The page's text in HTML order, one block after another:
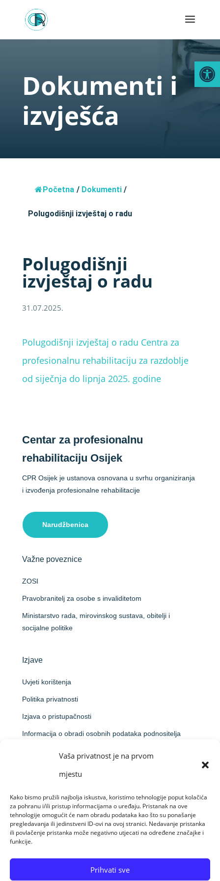
Vaša privatnost je na prvom
mjestu
Kako bismo pružili najbolja iskustva, koristimo tehnologije poput kolačića
za pohranu i/ili pristup informacijama o uređaju. Pristanak na ove
tehnologije omogućit će nam obradu podataka kao što su ponašanje
pregledavanja ili jedinstveni ID-ovi na ovoj stranici. Nedavanje pristanka
ili povlačenje pristanka može negativno utjecati na određene značajke i
funkcije.
Prihvati sve
Dokumenti i
izvješća
Početna / Dokumenti /
Polugodišnji izvještaj o radu
Polugodišnji
izvještaj o radu
31.07.2025.
Polugodišnji izvještaj o radu Centra za
profesionalnu rehabilitaciju za razdoblje
od siječnja do lipnja 2025. godine
Centar za profesionalnu
rehabilitaciju Osijek
CPR Osijek je ustanova osnovana u svrhu organiziranja
i izvođenja profesionalne rehabilitacije
Narudžbenica
Važne poveznice
ZOSI
Pravobranitelj za osobe s invaliditetom
Ministarstvo rada, mirovinskog sustava, obitelji i
socijalne politike
Izjave
Uvjeti korištenja
Politika privatnosti
Izjava o pristupačnosti
Informacija o obradi osobnih podataka podnositelja
Obavijest o obradi putem videonadzora
Made by Raido Solutions &CroArt Studio